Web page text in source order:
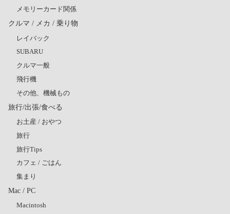
メモリーカード関係
クルマ / メカ / 乗り物
レイバック
SUBARU
クルマ一般
飛行機
その他、機械もの
旅行/出張/食べる
お土産 / おやつ
旅行
旅行Tips
カフェ / ごはん
集まり
Mac / PC
Macintosh